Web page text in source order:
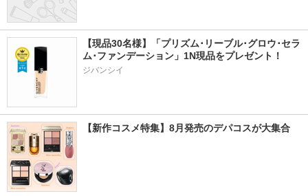
【現品30名様】「プリズム･リーブル･グロウ･セラ
ジバンシイ
【新作コスメ特集】8月発売のデパコスが大集合